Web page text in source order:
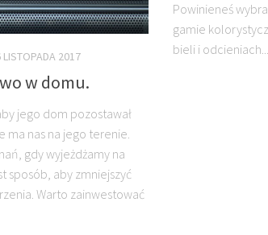
LISTOPADA 2017
w domu.
jego dom pozostawał
ma nas na jego terenie.
gdy wyjeżdżamy na
sposób, aby zmniejszyć
Warto zainwestować
Powinieneś
gamie
bieli i odcieniach...